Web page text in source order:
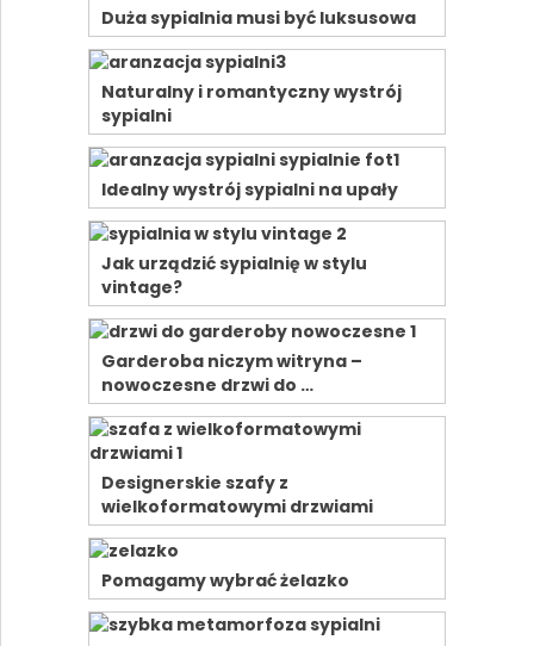
Duża sypialnia musi być luksusowa
Naturalny i romantyczny wystrój
sypialni
Idealny wystrój sypialni na upały
Jak urządzić sypialnię w stylu
vintage?
Garderoba niczym witryna –
nowoczesne drzwi do …
Designerskie szafy z
wielkoformatowymi drzwiami
Pomagamy wybrać żelazko